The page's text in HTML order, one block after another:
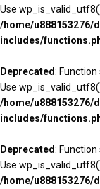
Use
/home/u888153276/
includes/
Deprecated:
Use
/home/u888153276/
includes/
Deprecated:
Use
/home/u888153276/